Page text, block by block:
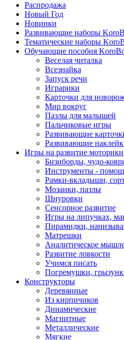
Распродажа
Новый Год
Новинки
Развивающие наборы
Тематические наборы
Обучающие пособия
Веселая читалка
Всезнайка
Запуск речи
Играрики
Карточки для
Мир вокруг
Пазлы для малышей
Пальчиковые игры
Развивающие
Развивающие
Игры на развитие моторики
Бизиборды, чудо-
Инструменты -
Рамки-вкладыши,
Мозаики, пазлы
Шнуровки
Сенсорное развитие
Игры на липучках,
Пирамидки,
Матрешки
Аналитическое
Развитие ловкости
Учимся писать
Погремушки,
Конструкторы
Деревянные
Из кирпичиков
Динамические
Магнитные
Металлические
Мягкие